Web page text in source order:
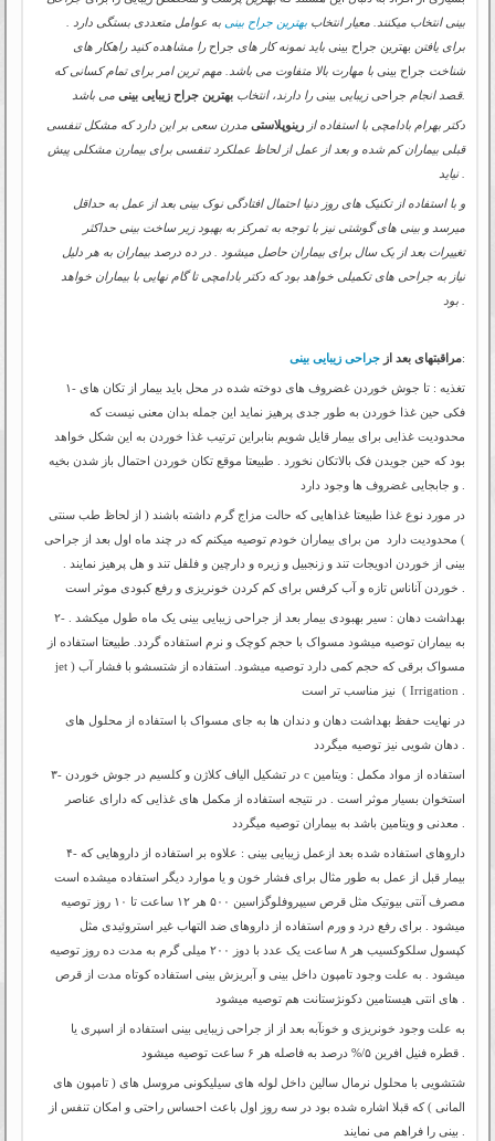
بینی انتخاب میکنند. معیار انتخاببهترین جراح بینی به عوامل متعددی بستگی دارد .
برای یافتن بهترین جراح بینی باید نمونه کار های جراح را مشاهده کنید راهکار های
شناخت جراح بینی با مهارت بالا متفاوت می باشد. مهم ترین امر برای تمام کسانی که
قصد انجام جراحیزیبایی بینیرا دارند، انتخاببهترین جراح زیبایی بینی می باشد.
دکتر بهرام بادامچی با استفاده ازرینوپلاستی مدرن سعی بر این دارد که مشکل تنفسی
قبلی بیماران کم شده و بعد از عمل از لحاظ عملکرد تنفسی برای بیمارن مشکلی پیش
نیاید .
و با استفاده از تکنیک های روز دنیا احتمال افتادگی نوک بینی بعد از عمل به حداقل
میرسد و بینی های گوشتی نیز با توجه به تمرکز به بهبود زیر ساخت بینی حداکثر
تغییرات بعد از یک سال برای بیماران حاصل میشود . در ده درصد بیماران به هر دلیل
نیاز به جراحی های تکمیلی خواهد بود که دکتر بادامچی تا گام نهایی با بیماران خواهد
بود .
مراقبتهای بعد ازجراحی زیبایی بینی :
۱- تغذیه : تا جوش خوردن غضروف های دوخته شده در محل باید بیمار از تکان های
فکی حین غذا خوردن به طور جدی پرهیز نماید این جمله بدان معنی نیست که
محدودیت غذایی برای بیمار قایل شویم بنابراین ترتیب غذا خوردن به این شکل خواهد
بود که حین جویدن فک بالاتکان نخورد . طبیعتا موقع تکان خوردن احتمال باز شدن بخیه
و جابجایی غضروف ها وجود دارد .
در مورد نوع غذا طبیعتا غذاهایی که حالت مزاج گرم داشته باشند ( از لحاظ طب سنتی
) محدودیت دارد من برای بیماران خودم توصیه میکنم که در چند ماه اول بعد از جراحی
بینی از خوردن ادویجات تند و زنجبیل و زیره و دارچین و فلفل تند و هل پرهیز نمایند .
۲- بهداشت دهان : سیر بهبودی بیمار بعد از جراحی زیبایی بینی یک ماه طول میکشد .
به بیماران توصیه میشود مسواک با حجم کوچک و نرم استفاده گردد. طبیعتا استفاده از
مسواک برقی که حجم کمی دارد توصیه میشود. استفاده از شتسشو با فشار آب (jet
Irrigation
در نهایت حفظ بهداشت دهان و دندان ها به جای مسواک با استفاده از محلول های
دهان شویی نیز توصیه میگردد .
۳- استفاده از مواد مکمل : ویتامینc در تشکیل الیاف کلاژن و کلسیم در جوش خوردن
استخوان بسیار موثر است . در نتیجه استفاده از مکمل های غذایی که دارای عناصر
۴- داروهای استفاده شده بعد ازعمل زیبایی بینی : علاوه بر استفاده از داروهایی که
بیمار قبل از عمل به طور مثال برای فشار خون و یا موارد دیگر استفاده میشده است
مصرف آنتی بیوتیک مثل قرص سیپروفلوگزاسین ۵۰۰ هر ۱۲ ساعت تا ۱۰ روز توصیه
میشود . برای رفع درد و ورم استفاده از داروهای ضد التهاب غیر استروئیدی مثل
کپسول سلکوکسیب هر ۸ ساعت یک عدد با دوز ۲۰۰ میلی گرم به مدت ده روز توصیه
میشود . به علت وجود تامپون داخل بینی و آبریزش بینی استفاده کوتاه مدت از قرص
به علت وجود خونریزی و خونآبه بعد از از جراحی زیبایی بینی استفاده از اسپری یا
قطره فنیل افرین%/۵ درصد به فاصله هر ۶ ساعت توصیه میشود .
شتشویی با محلول نرمال سالین داخل لوله های سیلیکونی مروسل های ( تامپون های
المانی ) که قبلا اشاره شده بود در سه روز اول باعث احساس راحتی و امکان تنفس از